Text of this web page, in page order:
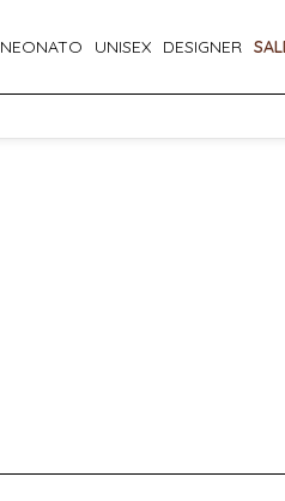
NEONATO UNISEX DESIGNER